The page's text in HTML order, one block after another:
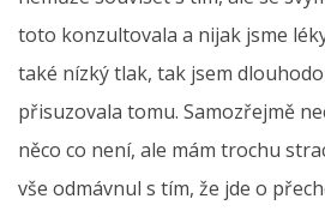
toto konzultovala a nijak jsme
také nízký tlak, tak jsem
přisuzovala tomu. Samozřejmě
něco co není, ale mám trochu
vše odmávnul s tím, že jde o